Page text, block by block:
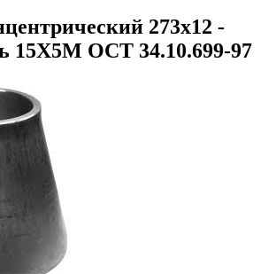
273х12 -
15Х5М ОСТ 34.10.699-97